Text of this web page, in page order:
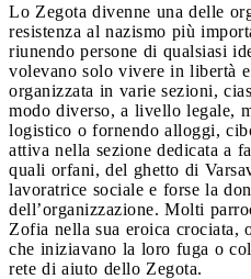
Lo Zegota divenne una delle
resistenza al nazismo più
riunendo persone di qualsiasi
volevano solo vivere in libertà
organizzata in varie sezioni,
modo diverso, a livello legale,
logistico o fornendo alloggi,
attiva nella sezione dedicata a
quali orfani, del ghetto di
lavoratrice sociale e forse la
dell’organizzazione. Molti
Zofia nella sua eroica crociata,
che iniziavano la loro fuga o
rete di aiuto dello Zegota.